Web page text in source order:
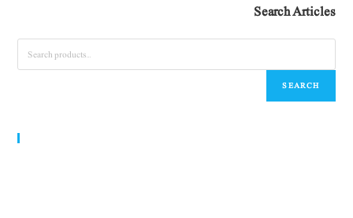
Search Articles
SEARCH